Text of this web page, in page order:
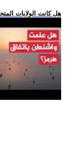
.. هل كانت الولايات